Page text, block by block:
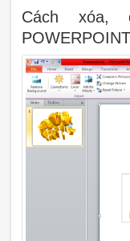
Cách xóa,